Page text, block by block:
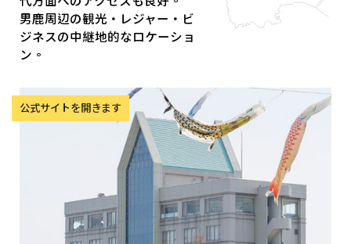
男鹿周辺の観光・レジャー・ビ
ジネスの中継地的なロケーショ
ン。